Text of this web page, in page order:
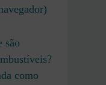
são
como